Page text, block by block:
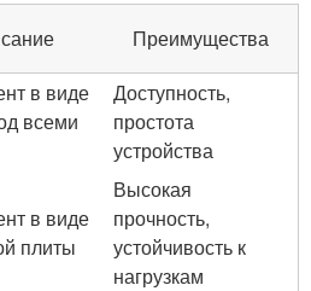
Преимущества
в виде
всеми
Доступность,
простота
устройства
в виде
плиты
Высокая
прочность,
устойчивость к
нагрузкам